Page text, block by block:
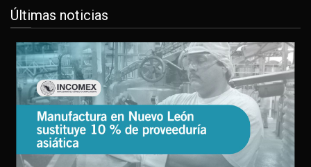
Últimas noticias